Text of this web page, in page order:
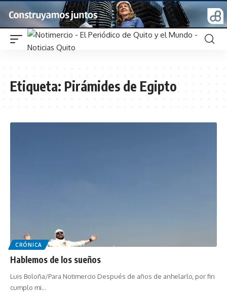
Etiqueta:Pirámides de Egipto
CRÓNICA
Hablemos de los sueños
Luis Boloña/Para Notimercio Después de años de anhelarlo, por fin
cumplo mi…